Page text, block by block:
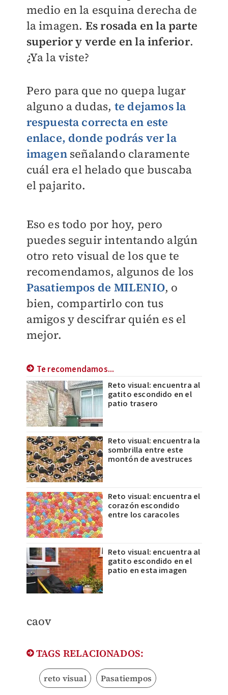
medio en la esquina derecha de
la imagen. Es rosada en la parte
superior y verde en la inferior.
¿Ya la viste?
Pero para que no quepa lugar
alguno a dudas, te dejamos la
respuesta correcta en este
enlace, donde podrás ver la
imagenseñalando claramente
cuál era el helado que buscaba
el pajarito.
Eso es todo por hoy, pero
puedes seguir intentando algún
otro reto visual de los que te
recomendamos, algunos de los
Pasatiempos de MILENIO, o
bien, compartirlo con tus
amigos y descifrar quién es el
mejor.
Te recomendamos...
Reto visual: encuentra al
gatito escondido en el
patio trasero
Reto visual: encuentra la
sombrilla entre este
montón de avestruces
Reto visual: encuentra el
corazón escondido
entre los caracoles
Reto visual: encuentra al
gatito escondido en el
patio en esta imagen
caov
TAGS RELACIONADOS:
reto visual Pasatiempos